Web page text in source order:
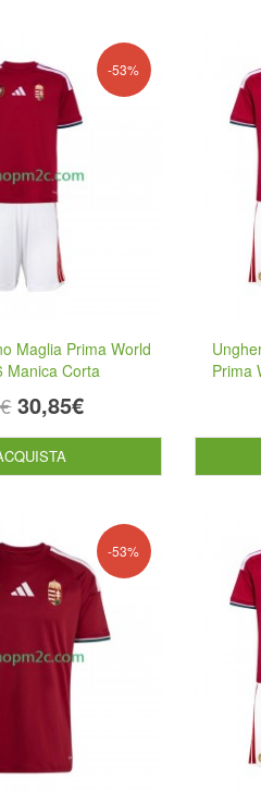
-53%
Maglia Prima World
Manica Corta
30,85€
Prima
-53%